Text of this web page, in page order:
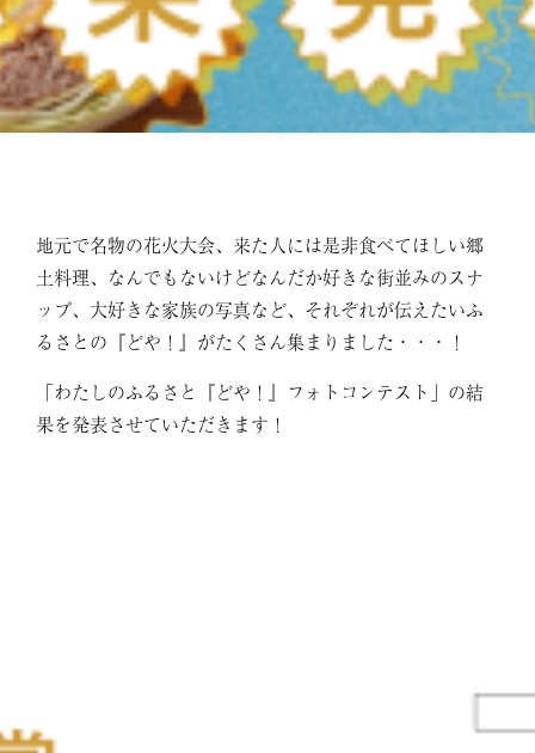
地元で名物の花火大会、来た人には是非食べてほしい郷
土料理、なんでもないけどなんだか好きな街並みのスナ
ップ、大好きな家族の写真など、それぞれが伝えたいふ
るさとの『どや！』がたくさん集まりました・・・！
「わたしのふるさと『どや！』フォトコンテスト」の結
果を発表させていただきます！